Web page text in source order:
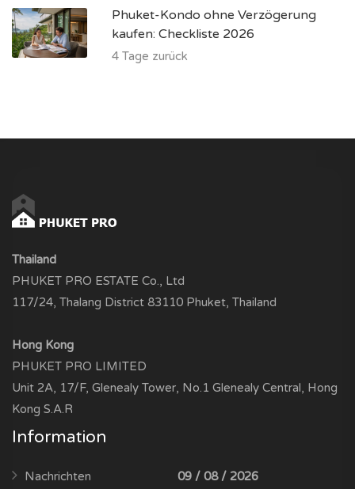
Phuket-Kondo ohne Verzögerung
kaufen: Checkliste 2026
4 Tage zurück
Thailand
PHUKET PRO ESTATE Co., Ltd
117/24, Thalang District 83110 Phuket, Thailand
Hong Kong
PHUKET PRO LIMITED
Unit 2A, 17/F, Glenealy Tower, No.1 Glenealy Central, Hong
Kong S.A.R
Information
Nachrichten
09 / 08 / 2026